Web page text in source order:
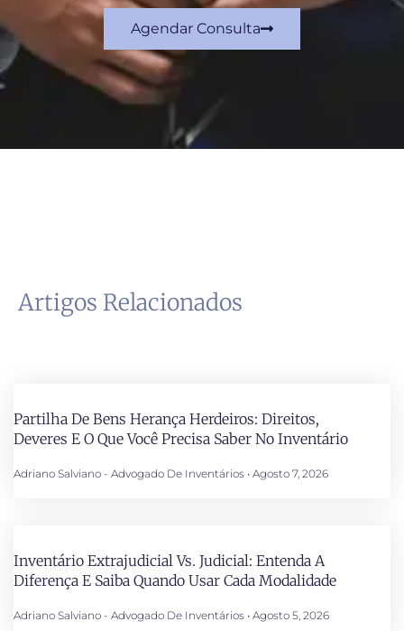
Agendar Consulta
Artigos Relacionados
Partilha De Bens Herança Herdeiros: Direitos,
Deveres E O Que Você Precisa Saber No Inventário
Adriano Salviano - Advogado De Inventários Agosto 7, 2026
Inventário Extrajudicial Vs. Judicial: Entenda A
Diferença E Saiba Quando Usar Cada Modalidade
Adriano Salviano - Advogado De Inventários Agosto 5, 2026